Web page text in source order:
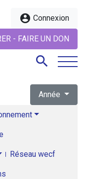
account_circle Connexion
- FAIRE UN DON
search
Année
Réseau wecf